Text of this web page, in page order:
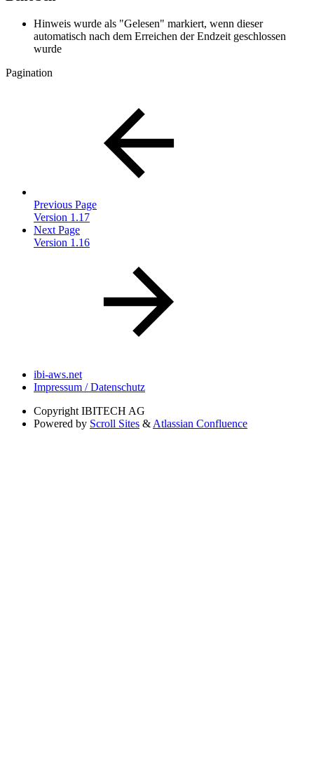
Hinweis wurde als "Gelesen" markiert, wenn dieser
automatisch nach dem Erreichen der Endzeit geschlossen
wurde
Pagination
Previous Page
Version 1.17
Next Page
Version 1.16
ibi-aws.net
Impressum / Datenschutz
Copyright IBITECH AG
Powered by Scroll Sites & Atlassian Confluence